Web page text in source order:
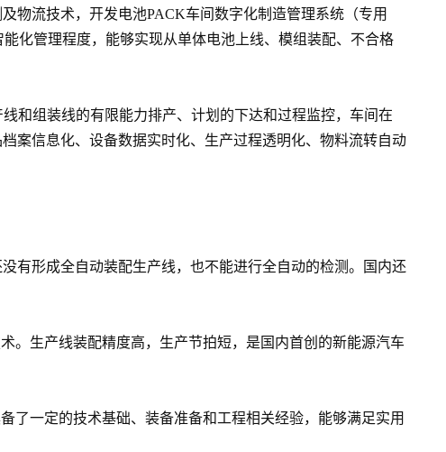
物流技术，开发电池PACK车间数字化制造管理系统（专用
化管理程度，能够实现从单体电池上线、模组装配、不合格
和组装线的有限能力排产、计划的下达和过程监控，车间在
案信息化、设备数据实时化、生产过程透明化、物料流转自动
有形成全自动装配生产线，也不能进行全自动的检测。国内还
。生产线装配精度高，生产节拍短，是国内首创的新能源汽车
了一定的技术基础、装备准备和工程相关经验，能够满足实用